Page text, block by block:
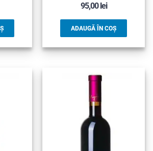
95,00lei
ADAUGĂ ÎN COȘ